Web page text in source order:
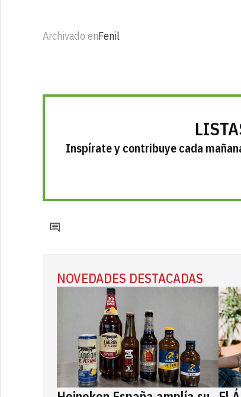
Archivado enFenil
Inspírate y contribuye cada
NOVEDADES DESTACADAS